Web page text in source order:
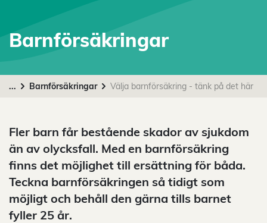
Barnförsäkringar
... Barnförsäkringar Välja barnförsäkring - tänk på det här
Fler barn får bestående skador av sjukdom
än av olycksfall. Med en barnförsäkring
finns det möjlighet till ersättning för båda.
Teckna barnförsäkringen så tidigt som
möjligt och behåll den gärna tills barnet
fyller 25 år.